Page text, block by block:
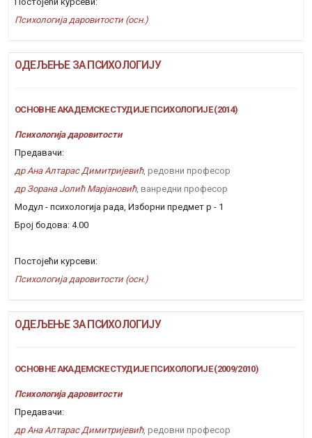
Психологија даровитости (осн.)
ОДЕЉЕЊЕ ЗА ПСИХОЛОГИЈУ
ОСНОВНЕ АКАДЕМСКЕ СТУДИЈЕ ПСИХОЛОГИЈЕ (2014)
Психологија даровитости
Предавачи:
др Ана Алтарас Димитријевић, редовни професор
др Зорана Јолић Марјановић, ванредни професор
Модул - психологија рада, Изборни предмет р - 1
Број бодова: 4.00
Постојећи курсеви:
Психологија даровитости (осн.)
ОДЕЉЕЊЕ ЗА ПСИХОЛОГИЈУ
ОСНОВНЕ АКАДЕМСКЕ СТУДИЈЕ ПСИХОЛОГИЈЕ (2009/2010)
Психологија даровитости
Предавачи:
др Ана Алтарас Димитријевић, редовни професор